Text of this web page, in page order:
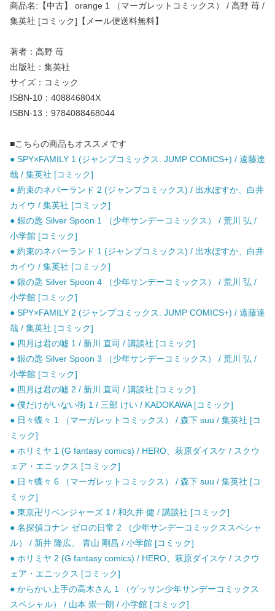
商品名:【中古】 orange 1 （マーガレットコミックス） / 高野 苺 /
集英社 [コミック]【メール便送料無料】
著者：高野 苺
出版社：集英社
サイズ：コミック
ISBN-10：408846804X
ISBN-13：9784088468044
■こちらの商品もオススメです
● SPY×FAMILY 1 (ジャンプコミックス. JUMP COMICS+) / 遠藤達
哉 / 集英社 [コミック]
● 約束のネバーランド 2 (ジャンプコミックス) / 出水ぽすか、白井
カイウ / 集英社 [コミック]
● 銀の匙 Silver Spoon 1 （少年サンデーコミックス） / 荒川 弘 /
小学館 [コミック]
● 約束のネバーランド 1 (ジャンプコミックス) / 出水ぽすか、白井
カイウ / 集英社 [コミック]
● 銀の匙 Silver Spoon 4 （少年サンデーコミックス） / 荒川 弘 /
小学館 [コミック]
● SPY×FAMILY 2 (ジャンプコミックス. JUMP COMICS+) / 遠藤達
哉 / 集英社 [コミック]
● 四月は君の嘘 1 / 新川 直司 / 講談社 [コミック]
● 銀の匙 Silver Spoon 3 （少年サンデーコミックス） / 荒川 弘 /
小学館 [コミック]
● 四月は君の嘘 2 / 新川 直司 / 講談社 [コミック]
● 僕だけがいない街 1 / 三部 けい / KADOKAWA [コミック]
● 日々蝶々 1 （マーガレットコミックス） / 森下 suu / 集英社 [コ
ミック]
● ホリミヤ 1 (G fantasy comics) / HERO、萩原ダイスケ / スクウ
ェア・エニックス [コミック]
● 日々蝶々 6 （マーガレットコミックス） / 森下 suu / 集英社 [コ
ミック]
● 東京卍リベンジャーズ 1 / 和久井 健 / 講談社 [コミック]
● 名探偵コナン ゼロの日常 2 （少年サンデーコミックススペシャ
ル） / 新井 隆広、 青山 剛昌 / 小学館 [コミック]
● ホリミヤ 2 (G fantasy comics) / HERO、萩原ダイスケ / スクウ
ェア・エニックス [コミック]
● からかい上手の高木さん 1 （ゲッサン少年サンデーコミックス
スペシャル） / 山本 崇一朗 / 小学館 [コミック]